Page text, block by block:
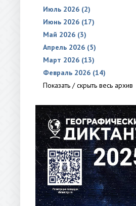
Июль 2026 (2)
Июнь 2026 (17)
Май 2026 (3)
Апрель 2026 (5)
Март 2026 (13)
Февраль 2026 (14)
Показать / скрыть весь архив